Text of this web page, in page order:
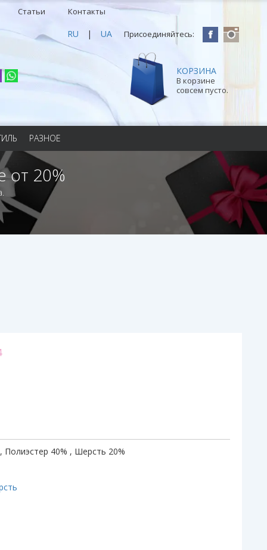
Статьи Контакты
RU | UA Присоединяйтесь:
КОРЗИНА
В корзине
совсем пусто.
РАЗНОЕ
от 20%
Полиэстер 40% , Шерсть 20%